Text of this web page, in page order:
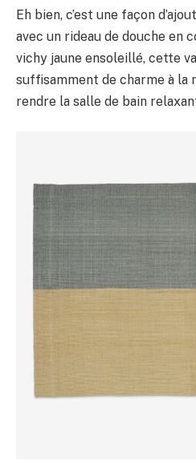
Eh bien, c’est une façon
avec un rideau de douche en
vichy jaune ensoleillé, cette
suffisamment de charme à la
rendre la salle de bain